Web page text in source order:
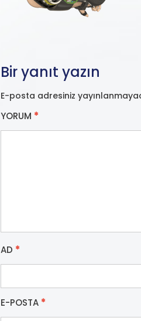
Bir yanıt yazın
E-posta adresiniz
YORUM *
AD *
E-POSTA *